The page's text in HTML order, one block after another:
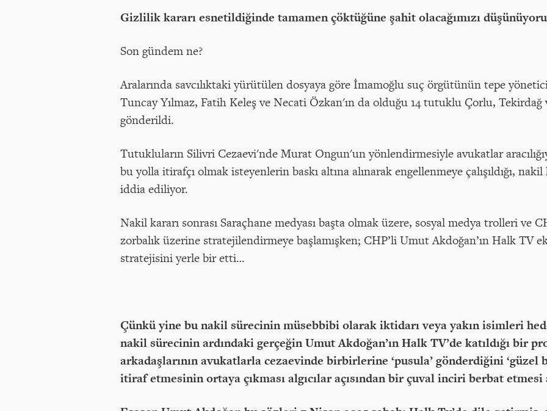
Gizlilik kararı esnetildiğinde tamamen çöktüğüne şahit olacağımızı
Son gündem ne?
Aralarında savcılıktaki yürütülen dosyaya göre İmamoğlu suç örgütünün tepe
Tuncay Yılmaz, Fatih Keleş ve Necati Özkan'ın da olduğu 14 tutuklu Çorlu,
gönderildi.
Tutukluların Silivri Cezaevi'nde Murat Ongun'un yönlendirmesiyle avukatlar
bu yolla itirafçı olmak isteyenlerin baskı altına alınarak engellenmeye çalışıldığı, nakil
iddia ediliyor.
Nakil kararı sonrası Saraçhane medyası başta olmak üzere, sosyal medya trolleri ve
zorbalık üzerine stratejilendirmeye başlamışken; CHP’li Umut Akdoğan’ın Halk TV
stratejisini yerle bir etti…
Çünkü yine bu nakil sürecinin müsebbibi olarak iktidarı veya yakın isimleri
nakil sürecinin ardındaki gerçeğin Umut Akdoğan’ın Halk TV’de katıldığı bir
arkadaşlarının avukatlarla cezaevinde birbirlerine ‘pusula’ gönderdiğini ‘güzel
itiraf etmesinin ortaya çıkması algıcılar açısından bir çuval inciri berbat etmesi